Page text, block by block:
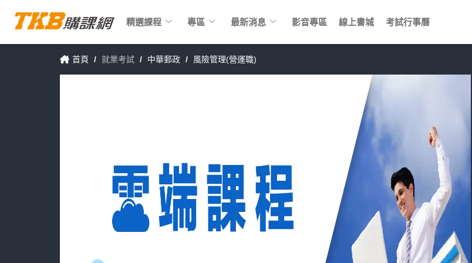
首頁 / 就業考試 / 中華郵政 / 風險管理(營運職)
精選課程 keyboard_arrow_down 專區 keyboard_arrow_down 最新消息 keyboard_arrow_down 影音專區 線上書城 考試行事曆